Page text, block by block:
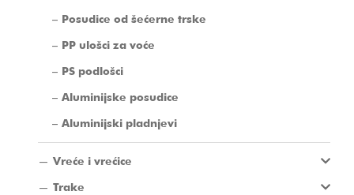
Posudice od šećerne trske
PP ulošci za voće
PS podlošci
Aluminijske posudice
Aluminijski pladnjevi
Vreće i vrećice
Trake